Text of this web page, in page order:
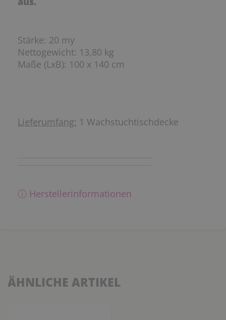
Stärke: 20 my
Nettogewicht: 13,80 kg
Maße (LxB): 100 x 140 cm
Lieferumfang: 1 Wachstuchtischdecke
ⓘ Herstellerinformationen
ÄHNLICHE ARTIKEL